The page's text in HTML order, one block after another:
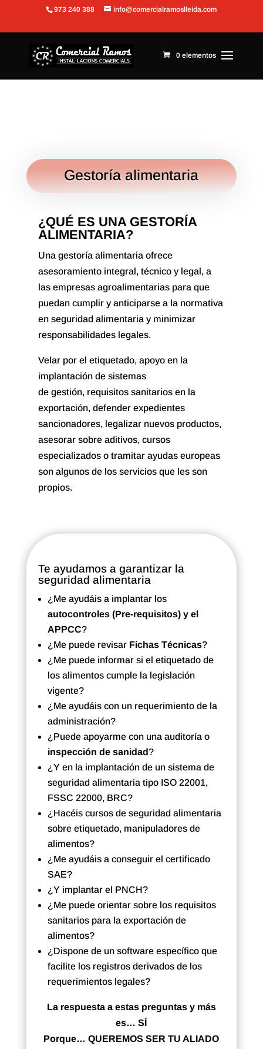
Abrir barra de herramientas
973 240 388 info@comercialramoslleida.com
0 elementos
Gestoría alimentaria
¿QUÉ ES UNA GESTORÍA
ALIMENTARIA?
Una gestoría alimentaria ofrece
asesoramiento integral, técnico y legal, a
las empresas agroalimentarias para que
puedan cumplir y anticiparse a la normativa
en seguridad alimentaria y minimizar
responsabilidades legales.
Velar por el etiquetado, apoyo en la
implantación de sistemas
de gestión, requisitos sanitarios en la
exportación, defender expedientes
sancionadores, legalizar nuevos productos,
asesorar sobre aditivos, cursos
especializados o tramitar ayudas europeas
son algunos de los servicios que les son
propios.
Te ayudamos a garantizar la
seguridad alimentaria
¿Me ayudáis a implantar los
autocontroles (Pre-requisitos) y el
APPCC?
¿Me puede revisar Fichas Técnicas?
¿Me puede informar si el etiquetado de
los alimentos cumple la legislación
vigente?
¿Me ayudáis con un requerimiento de la
administración?
¿Puede apoyarme con una auditoría o
inspección de sanidad?
¿Y en la implantación de un sistema de
seguridad alimentaria tipo ISO 22001,
FSSC 22000, BRC?
¿Hacéis cursos de seguridad alimentaria
sobre etiquetado, manipuladores de
alimentos?
¿Me ayudáis a conseguir el certificado
SAE?
¿Y implantar el PNCH?
¿Me puede orientar sobre los requisitos
sanitarios para la exportación de
alimentos?
¿Dispone de un software específico que
facilite los registros derivados de los
requerimientos legales?
La respuesta a estas preguntas y más
es… SÍ
Porque… QUEREMOS SER TU ALIADO